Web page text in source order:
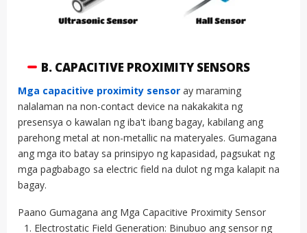
B. CAPACITIVE PROXIMITY SENSORS
Mga capacitive proximity sensor ay maraming
nalalaman na non-contact device na nakakakita ng
presensya o kawalan ng iba't ibang bagay, kabilang ang
parehong metal at non-metallic na materyales. Gumagana
ang mga ito batay sa prinsipyo ng kapasidad, pagsukat ng
mga pagbabago sa electric field na dulot ng mga kalapit na
bagay.
Paano Gumagana ang Mga Capacitive Proximity Sensor
Electrostatic Field Generation: Binubuo ang sensor ng